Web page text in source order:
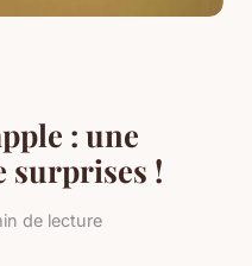
: une
surprises !
de lecture